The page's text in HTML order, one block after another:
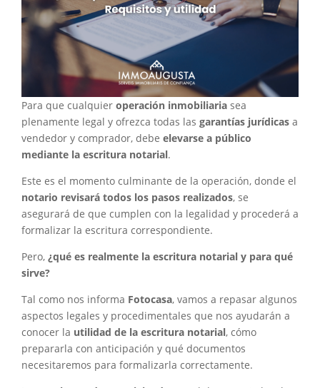
Para que cualquier operación inmobiliaria sea
plenamente legal y ofrezca todas las garantías jurídicas a
vendedor y comprador, debe elevarse a público
mediante la escritura notarial.
Este es el momento culminante de la operación, donde el
notario revisará todos los pasos realizados, se
asegurará de que cumplen con la legalidad y procederá a
formalizar la escritura correspondiente.
Pero, ¿qué es realmente la escritura notarial y para qué
sirve?
Tal como nos informa Fotocasa, vamos a repasar algunos
aspectos legales y procedimentales que nos ayudarán a
conocer la utilidad de la escritura notarial, cómo
prepararla con anticipación y qué documentos
necesitaremos para formalizarla correctamente.